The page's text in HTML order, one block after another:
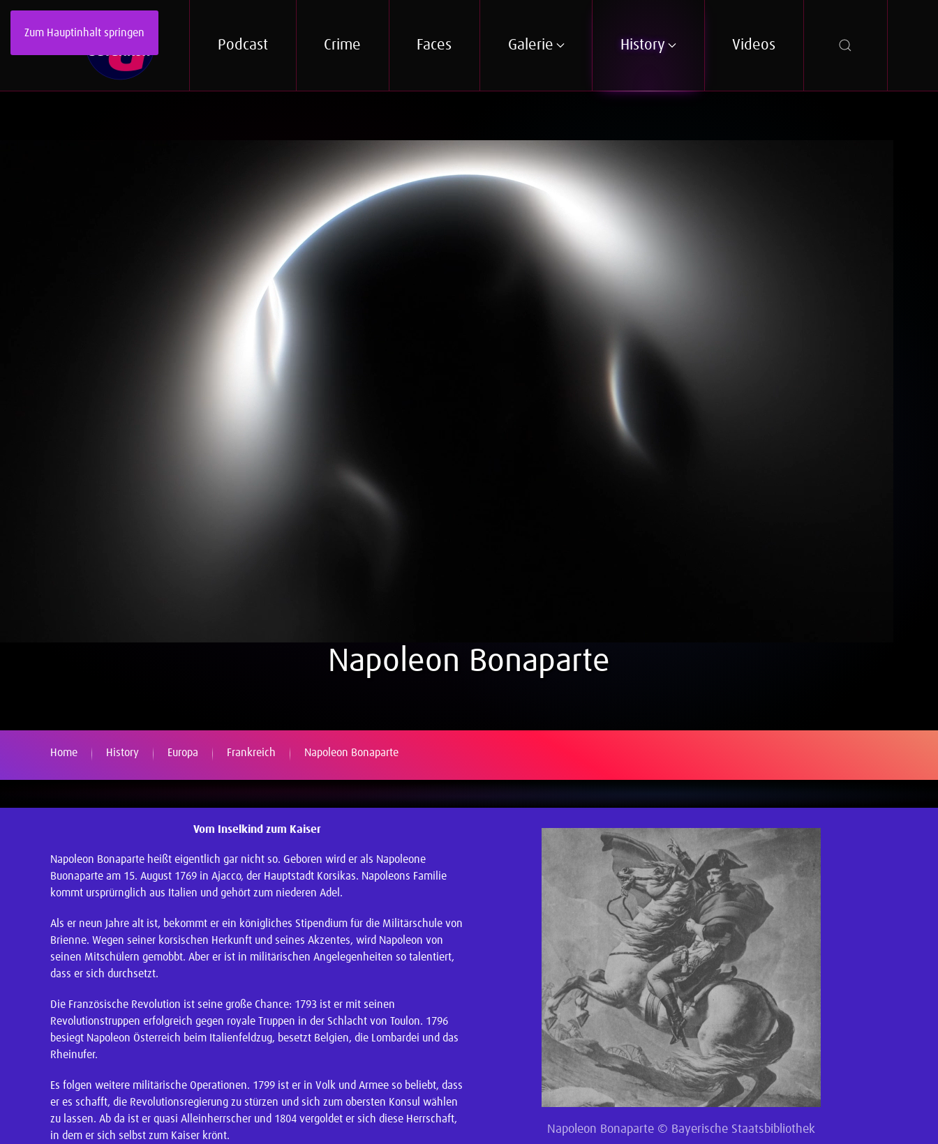
Zum Hauptinhalt springen
Podcast Crime Faces Galerie History Videos
Napoleon Bonaparte
Home History Europa Frankreich Napoleon Bonaparte
Vom Inselkind zum Kaiser
Napoleon Bonaparte heißt eigentlich gar nicht so. Geboren wird er als Napoleone
Buonaparte am 15. August 1769 in Ajacco, der Hauptstadt Korsikas. Napoleons Familie
kommt ursprürnglich aus Italien und gehört zum niederen Adel.
Als er neun Jahre alt ist, bekommt er ein königliches Stipendium für die Militärschule von
Brienne. Wegen seiner korsischen Herkunft und seines Akzentes, wird Napoleon von
seinen Mitschülern gemobbt. Aber er ist in militärischen Angelegenheiten so talentiert,
dass er sich durchsetzt.
Die Französische Revolution ist seine große Chance: 1793 ist er mit seinen
Revolutionstruppen erfolgreich gegen royale Truppen in der Schlacht von Toulon. 1796
besiegt Napoleon Österreich beim Italienfeldzug, besetzt Belgien, die Lombardei und das
Rheinufer.
Es folgen weitere militärische Operationen. 1799 ist er in Volk und Armee so beliebt, dass
er es schafft, die Revolutionsregierung zu stürzen und sich zum obersten Konsul wählen
zu lassen. Ab da ist er quasi Alleinherrscher und 1804 vergoldet er sich diese Herrschaft,
in dem er sich selbst zum Kaiser krönt.
Napoleon Bonaparte © Bayerische Staatsbibliothek